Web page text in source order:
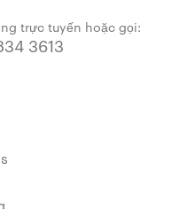
trực tuyến hoặc gọi:
3613